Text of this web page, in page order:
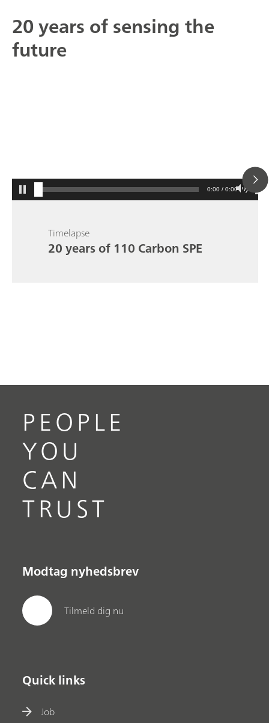
20 years of sensing the
future
0:00 / 0:00
Timelapse
20 years of 110 Carbon SPE
PEOPLE
YOU
CAN
TRUST
Modtag nyhedsbrev
Tilmeld dig nu
Quick links
Job